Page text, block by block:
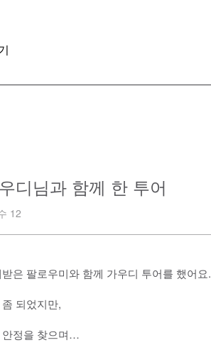
디님과 함께 한 투어
12
은 팔로우미와 함께 가우디 투어를 했어요.
되었지만,
안정을 찾으며…